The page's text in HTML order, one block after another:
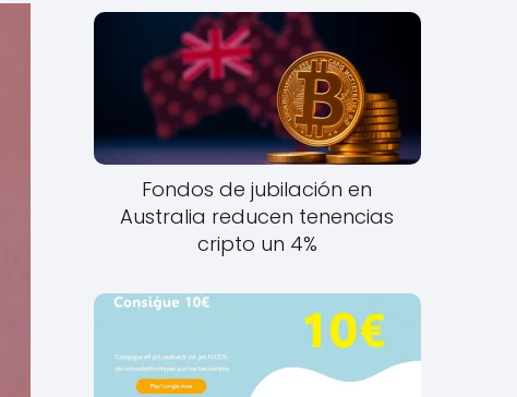
Fondos de jubilación en
Australia reducen tenencias
cripto un 4%